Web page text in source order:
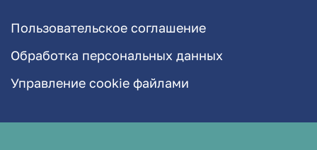
Пользовательское соглашение
Обработка персональных данных
Управление cookie файлами